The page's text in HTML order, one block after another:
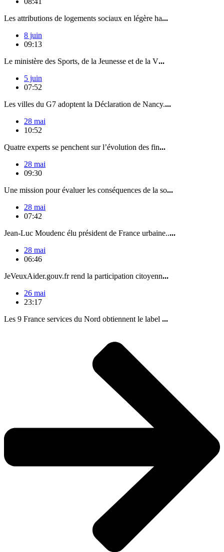
Les attributions de logements sociaux en légère ha...
8 juin
09:13
Le ministère des Sports, de la Jeunesse et de la V...
5 juin
07:52
Les villes du G7 adoptent la Déclaration de Nancy....
28 mai
10:52
Quatre experts se penchent sur l’évolution des fin...
28 mai
09:30
Une mission pour évaluer les conséquences de la so...
28 mai
07:42
Jean-Luc Moudenc élu président de France urbaine.....
28 mai
06:46
JeVeuxAider.gouv.fr rend la participation citoyenn...
26 mai
23:17
Les 9 France services du Nord obtiennent le label ...